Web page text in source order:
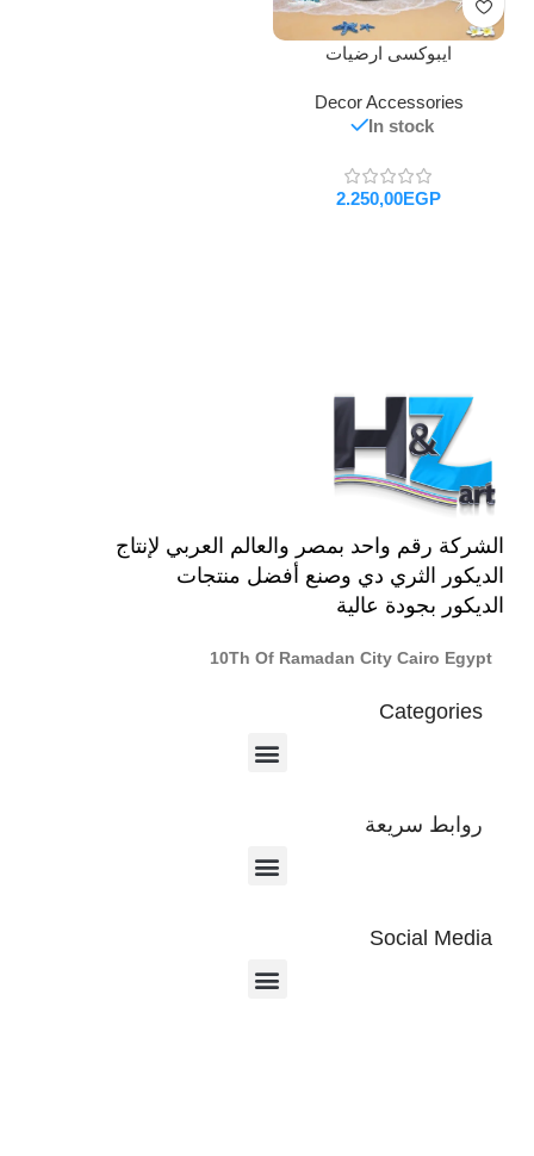
ايبوكسى ارضيات
Decor Accessories
In stock
EGP
الشركة رقم واحد بمصر والعالم العربي لإنتاج
الديكور الثري دي وصنع أفضل منتجات
الديكور بجودة عالية
10Th Of Ramadan City Cairo Egypt
Categories
روابط سريعة
Social Media